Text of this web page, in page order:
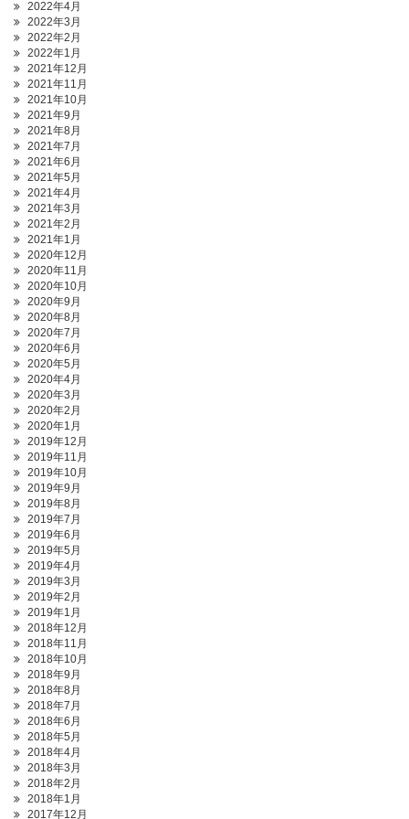
2022年4月
2022年3月
2022年2月
2022年1月
2021年12月
2021年11月
2021年10月
2021年9月
2021年8月
2021年7月
2021年6月
2021年5月
2021年4月
2021年3月
2021年2月
2021年1月
2020年12月
2020年11月
2020年10月
2020年9月
2020年8月
2020年7月
2020年6月
2020年5月
2020年4月
2020年3月
2020年2月
2020年1月
2019年12月
2019年11月
2019年10月
2019年9月
2019年8月
2019年7月
2019年6月
2019年5月
2019年4月
2019年3月
2019年2月
2019年1月
2018年12月
2018年11月
2018年10月
2018年9月
2018年8月
2018年7月
2018年6月
2018年5月
2018年4月
2018年3月
2018年2月
2018年1月
2017年12月